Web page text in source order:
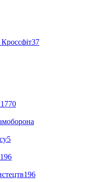
37
1770
5
196
196